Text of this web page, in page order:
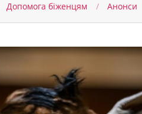
Допомога біженцям Анонси